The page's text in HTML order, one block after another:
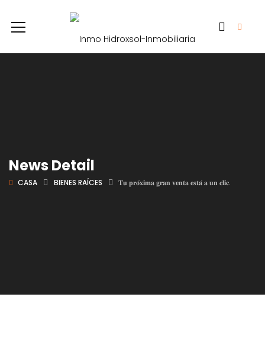
News Detail
CASA BIENES RAÍCES 𝐓𝐮 𝐩𝐫𝐨́𝐱𝐢𝐦𝐚 𝐠𝐫𝐚𝐧 𝐯𝐞𝐧𝐭𝐚 𝐞𝐬𝐭𝐚́ 𝐚 𝐮𝐧 𝐜𝐥𝐢𝐜.